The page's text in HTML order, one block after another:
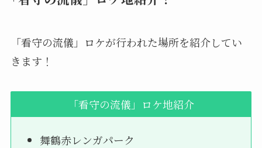
「看守の流儀」ロケが行われた場所を紹介してい
きます！
「看守の流儀」ロケ地紹介
舞鶴赤レンガパーク